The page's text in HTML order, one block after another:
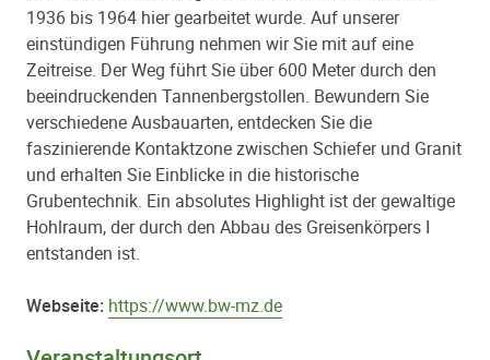
1936 bis 1964 hier gearbeitet wurde. Auf unserer
einstündigen Führung nehmen wir Sie mit auf eine
Zeitreise. Der Weg führt Sie über 600 Meter durch den
beeindruckenden Tannenbergstollen. Bewundern Sie
verschiedene Ausbauarten, entdecken Sie die
faszinierende Kontaktzone zwischen Schiefer und Granit
und erhalten Sie Einblicke in die historische
Grubentechnik. Ein absolutes Highlight ist der gewaltige
Hohlraum, der durch den Abbau des Greisenkörpers I
entstanden ist.
Webseite: https://www.bw-mz.de